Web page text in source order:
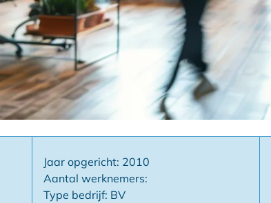
Jaar opgericht: 2010
Aantal werknemers:
Type bedrijf: BV